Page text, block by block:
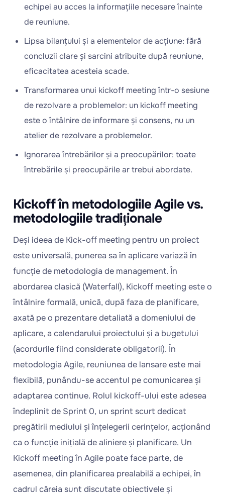
echipei au acces la informațiile necesare înainte
de reuniune.
Lipsa bilanțului și a elementelor de acțiune: fără
concluzii clare și sarcini atribuite după reuniune,
eficacitatea acesteia scade.
Transformarea unui kickoff meeting într-o sesiune
de rezolvare a problemelor: un kickoff meeting
este o întâlnire de informare și consens, nu un
atelier de rezolvare a problemelor.
Ignorarea întrebărilor și a preocupărilor: toate
întrebările și preocupările ar trebui abordate.
Kickoff în metodologiile Agile vs.
metodologiile tradiționale
Deși ideea de Kick-off meeting pentru un proiect
este universală, punerea sa în aplicare variază în
funcție de metodologia de management. În
abordarea clasică (Waterfall), Kickoff meeting este o
întâlnire formală, unică, după faza de planificare,
axată pe o prezentare detaliată a domeniului de
aplicare, a calendarului proiectului și a bugetului
(acordurile fiind considerate obligatorii). În
metodologia Agile, reuniunea de lansare este mai
flexibilă, punându-se accentul pe comunicarea și
adaptarea continue. Rolul kickoff-ului este adesea
îndeplinit de Sprint 0, un sprint scurt dedicat
pregătirii mediului și înțelegerii cerințelor, acționând
ca o funcție inițială de aliniere și planificare. Un
Kickoff meeting în Agile poate face parte, de
asemenea, din planificarea prealabilă a echipei, în
cadrul căreia sunt discutate obiectivele și